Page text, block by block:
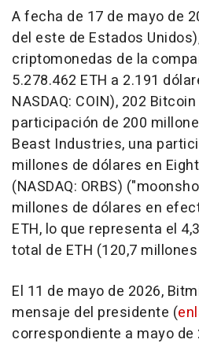
A fecha de 17 de mayo de
del este de Estados
criptomonedas de la
5.278.462 ETH a 2.191
NASDAQ: COIN), 202
participación de 200
Beast Industries, una
millones de dólares en
(NASDAQ: ORBS)
millones de dólares en
ETH, lo que representa el
total de ETH (120,7 millones
El 11 de mayo de 2026,
mensaje del presidente (
correspondiente a mayo de